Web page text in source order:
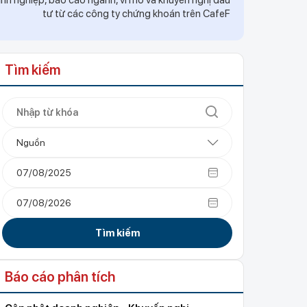
tư từ các công ty chứng khoán trên CafeF
Tìm kiếm
Nguồn
Tìm kiếm
Báo cáo phân tích